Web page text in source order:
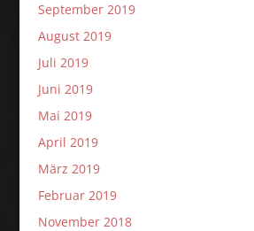
September 2019
August 2019
Juli 2019
Juni 2019
Mai 2019
April 2019
März 2019
Februar 2019
November 2018